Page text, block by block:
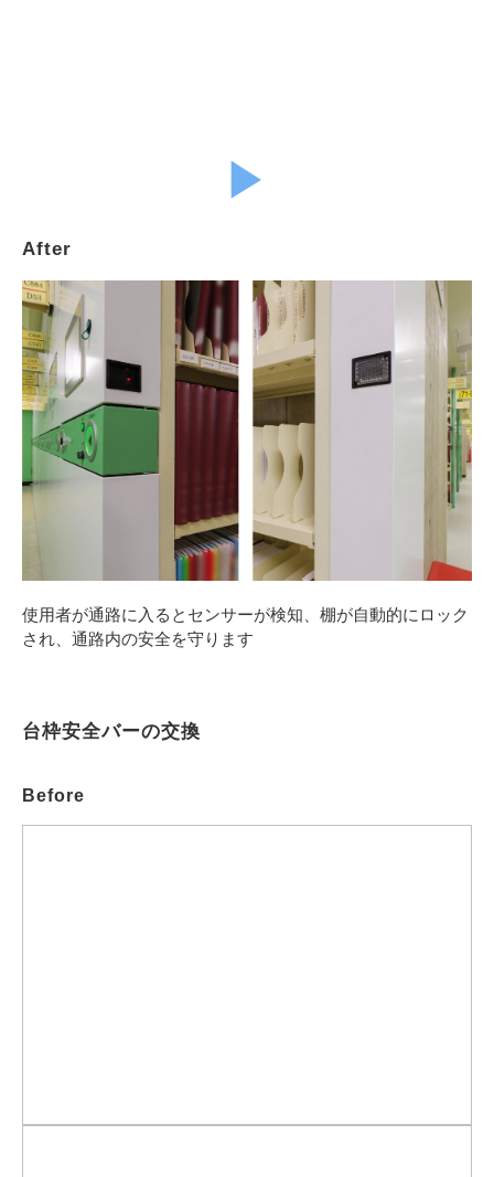
▶︎
After
使用者が通路に入るとセンサーが検知、棚が自動的にロック
され、通路内の安全を守ります
台枠安全バーの交換
Before